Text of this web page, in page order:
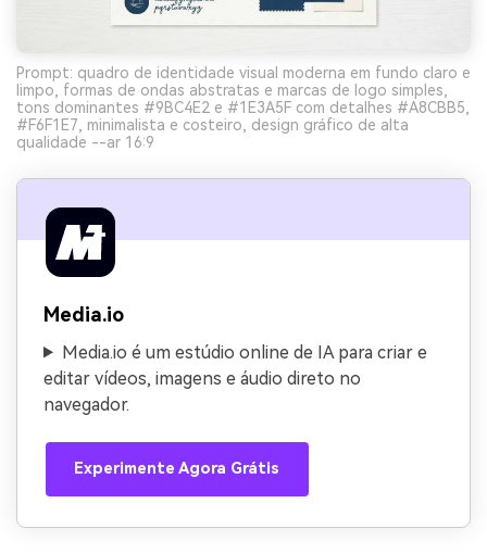
Prompt: quadro de identidade visual moderna em fundo claro e
limpo, formas de ondas abstratas e marcas de logo simples,
tons dominantes #9BC4E2 e #1E3A5F com detalhes #A8CBB5,
#F6F1E7, minimalista e costeiro, design gráfico de alta
qualidade --ar 16:9
Media.io
Media.io é um estúdio online de IA para criar e
editar vídeos, imagens e áudio direto no
navegador.
Experimente Agora Grátis